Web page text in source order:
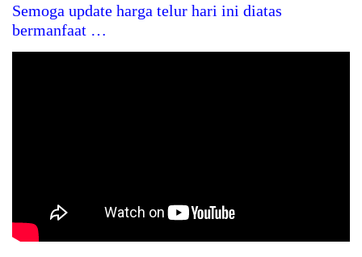
Semoga update harga telur hari ini diatas
bermanfaat …